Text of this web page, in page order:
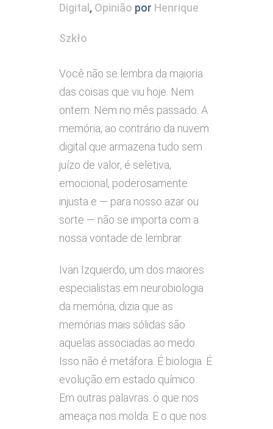
Digital, Opinião por Henrique
Szkło
Você não se lembra da maioria
das coisas que viu hoje. Nem
ontem. Nem no mês passado. A
memória, ao contrário da nuvem
digital que armazena tudo sem
juízo de valor, é seletiva,
emocional, poderosamente
injusta e — para nosso azar ou
sorte — não se importa com a
nossa vontade de lembrar.
Ivan Izquierdo, um dos maiores
especialistas em neurobiologia
da memória, dizia que as
memórias mais sólidas são
aquelas associadas ao medo.
Isso não é metáfora. É biologia. É
evolução em estado químico.
Em outras palavras: o que nos
ameaça nos molda. E o que nos